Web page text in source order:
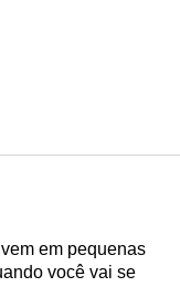
em pequenas
você vai se